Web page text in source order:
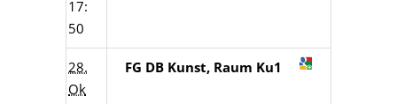
17:
50
28.
Ok
FG DB Kunst, Raum Ku1